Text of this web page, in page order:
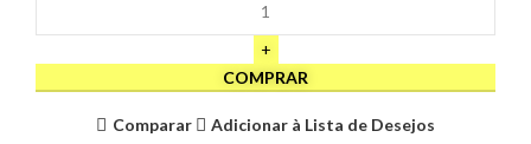
COMPRAR
Comparar Adicionar à Lista de Desejos